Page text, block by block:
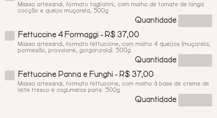
Quantidade
Massa artesanal, formato tagliarini, com molho de tomate de longa
cocção e queijo muçarela, 500g
Fettuccine 4 Formaggi - R$ 37,00
Quantidade
Massa artesanal, formato fettuccine, com molho 4 queijos (muçarela,
parmesão, provolone, gorgonzola). 500g
Fettuccine Panna e Funghi - R$ 37,00
Quantidade
Massa artesanal, formato fettuccine, com molho à base de creme de
leite fresco e cogumelos paris. 500g